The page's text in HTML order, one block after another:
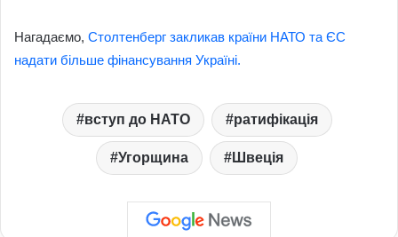
Нагадаємо, Столтенберг закликав країни НАТО та ЄС
надати більше фінансування Україні.
вступ до НАТО ратифікація
Угорщина Швеція